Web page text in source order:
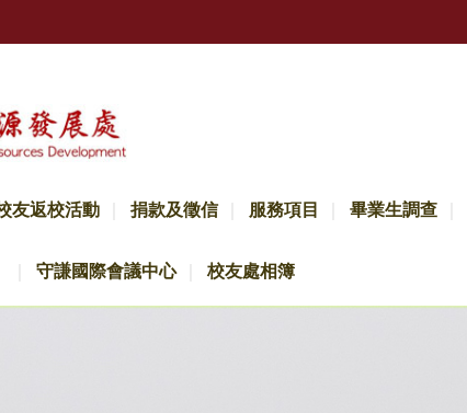
友返校活動 捐款及徵信 服務項目 畢業生調查
守謙國際會議中心 校友處相簿